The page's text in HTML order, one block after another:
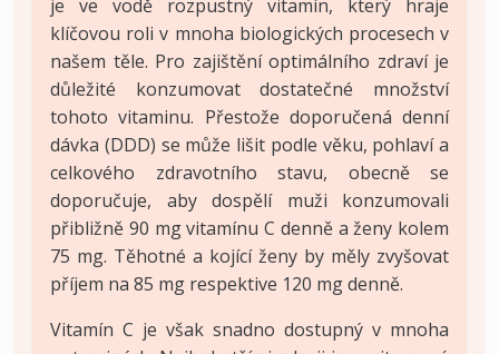
je ve vodě rozpustný vitamín, který hraje
klíčovou roli v mnoha biologických procesech v
našem těle. Pro zajištění optimálního zdraví je
důležité konzumovat dostatečné množství
tohoto vitaminu. Přestože doporučená denní
dávka (DDD) se může lišit podle věku, pohlaví a
celkového zdravotního stavu, obecně se
doporučuje, aby dospělí muži konzumovali
přibližně 90 mg vitamínu C denně a ženy kolem
75 mg. Těhotné a kojící ženy by měly zvyšovat
příjem na 85 mg respektive 120 mg denně.
Vitamín C je však snadno dostupný v mnoha